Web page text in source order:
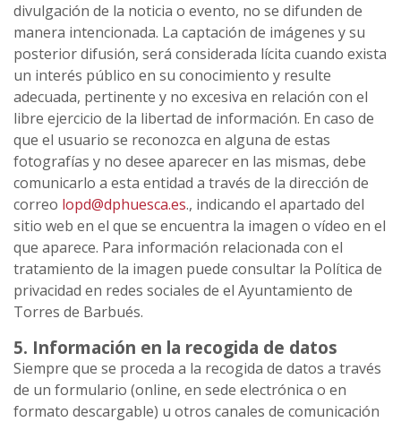
divulgación de la noticia o evento, no se difunden de
manera intencionada. La captación de imágenes y su
posterior difusión, será considerada lícita cuando exista
un interés público en su conocimiento y resulte
adecuada, pertinente y no excesiva en relación con el
libre ejercicio de la libertad de información. En caso de
que el usuario se reconozca en alguna de estas
fotografías y no desee aparecer en las mismas, debe
comunicarlo a esta entidad a través de la dirección de
correo lopd@dphuesca.es., indicando el apartado del
sitio web en el que se encuentra la imagen o vídeo en el
que aparece. Para información relacionada con el
tratamiento de la imagen puede consultar la Política de
privacidad en redes sociales de el Ayuntamiento de
Torres de Barbués.
5. Información en la recogida de datos
Siempre que se proceda a la recogida de datos a través
de un formulario (online, en sede electrónica o en
formato descargable) u otros canales de comunicación